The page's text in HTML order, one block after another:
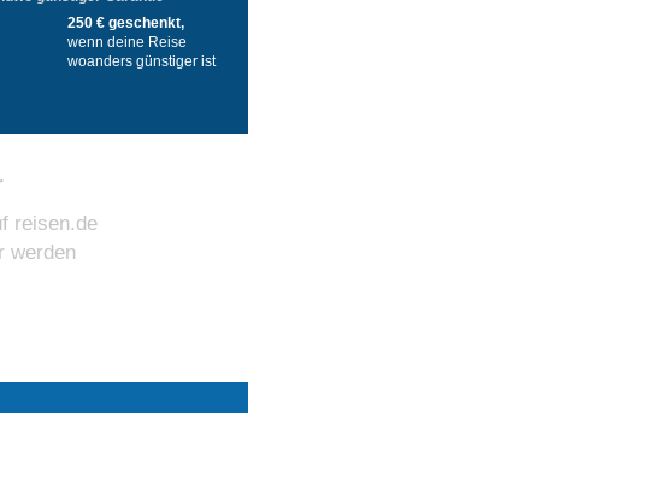
250 € geschenkt,
wenn deine Reise
woanders günstiger ist
reisen.de
werden